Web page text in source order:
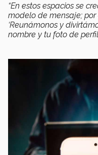
“En estos espacios se
modelo de mensaje; por
‘Reunámonos y
nombre y tu foto de